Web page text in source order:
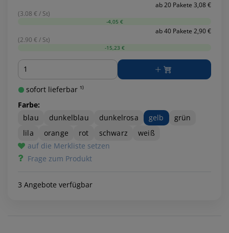
ab 20 Pakete 3,08 €
(3.08 € / St)
-4,05 €
ab 40 Pakete 2,90 €
(2.90 € / St)
-15,23 €
Menge
sofort lieferbar ¹⁾
Farbe:
blau
dunkelblau dunkelrosa gelb
grün
lila
orange rot schwarz
weiß
auf die Merkliste setzen
Frage zum Produkt
3 Angebote verfügbar